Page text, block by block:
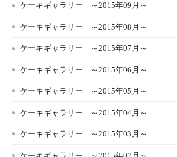
ケーキギャラリー ～2015年09月～
ケーキギャラリー ～2015年08月～
ケーキギャラリー ～2015年07月～
ケーキギャラリー ～2015年06月～
ケーキギャラリー ～2015年05月～
ケーキギャラリー ～2015年04月～
ケーキギャラリー ～2015年03月～